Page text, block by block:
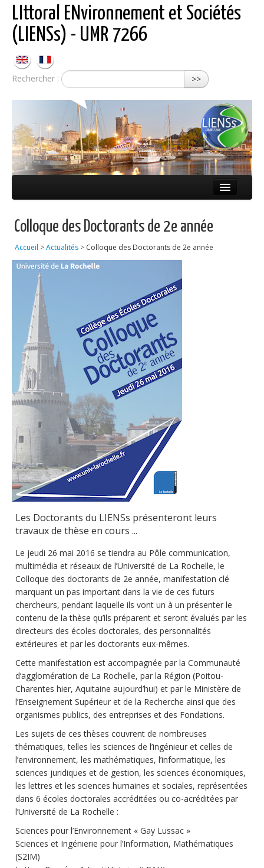
LIttoral ENvironnement et Sociétés
(LIENSs) - UMR 7266
Rechercher : >>
Équipes
Réseaux
Publications
Soutien technique
Données
Emplois/Stages/Formations
Science pour tou·te·s
Actualités
Colloque des Doctorants de 2e année
Accueil >Actualités > Colloque des Doctorants de 2e année
Les Doctorants du LIENSs présenteront leurs
travaux de thèse en cours ...
Le jeudi 26 mai 2016 se tiendra au Pôle communication,
multimédia et réseaux de l’Université de La Rochelle, le
Colloque des doctorants de 2e année, manifestation clé
marquant un pas important dans la vie de ces futurs
chercheurs, pendant laquelle ils vont un à un présenter le
contenu de la thèse qu’ils préparent et seront évalués par les
directeurs des écoles doctorales, des personnalités
extérieures et par les doctorants eux-mêmes.
Cette manifestation est accompagnée par la Communauté
d’agglomération de La Rochelle, par la Région (Poitou-
Charentes hier, Aquitaine aujourd’hui) et par le Ministère de
l’Enseignement Supérieur et de la Recherche ainsi que des
organismes publics, des entreprises et des Fondations.
Les sujets de ces thèses couvrent de nombreuses
thématiques, telles les sciences de l’ingénieur et celles de
l’environnement, les mathématiques, l’informatique, les
sciences juridiques et de gestion, les sciences économiques,
les lettres et les sciences humaines et sociales, représentées
dans 6 écoles doctorales accréditées ou co-acréditées par
l’Université de La Rochelle :
Sciences pour l’Environnement « Gay Lussac »
Sciences et Ingénierie pour l’Information, Mathématiques
(S2IM)